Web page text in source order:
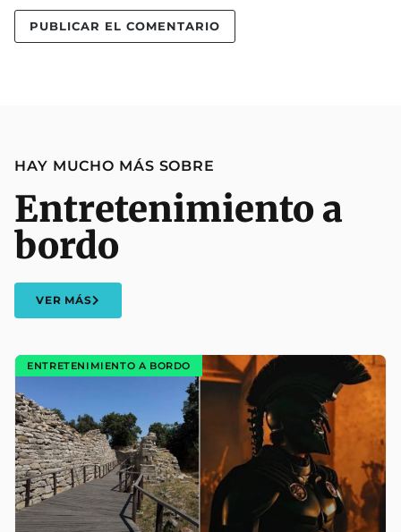
HAY MUCHO MÁS SOBRE
Entretenimiento a
bordo
VER MÁS
ENTRETENIMIENTO A BORDO